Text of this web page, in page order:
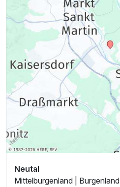
Ausstattung
Für 7 Tage
Neutal
Mittelburgenland | Burgenland